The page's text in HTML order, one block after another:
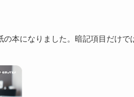
本になりました。暗記項目だけで